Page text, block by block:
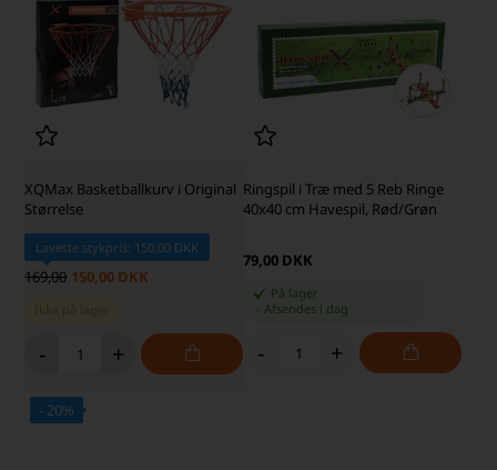
XQMax Basketballkurv i Original
Størrelse
Laveste stykpris: 150,00 DKK
169,00 150,00 DKK
Ikke på lager
- +
Ringspil i Træ med 5 Reb Ringe
40x40 cm Havespil, Rød/Grøn
79,00 DKK
På lager
Afsendes i dag
- +
- 20%